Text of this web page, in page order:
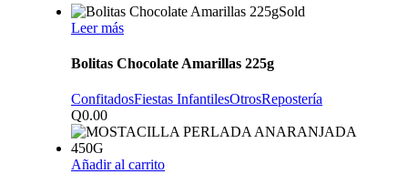
Sold
Leer más
Bolitas Chocolate Amarillas 225g
ConfitadosFiestas InfantilesOtrosRepostería
Q0.00
Añadir al carrito